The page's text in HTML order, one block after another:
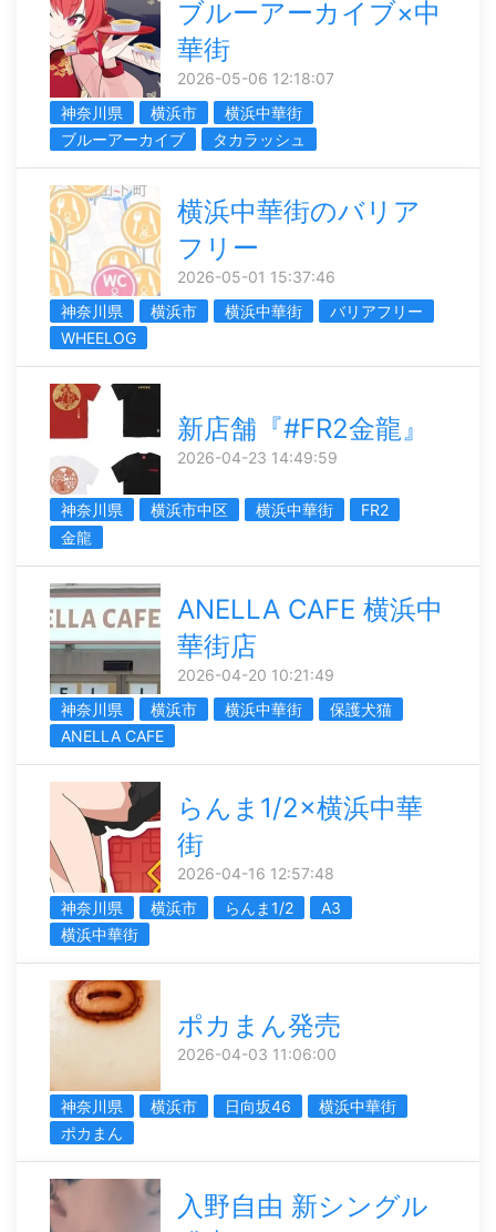
ブルーアーカイブ×中
華街
2026-05-06 12:18:07
神奈川県
横浜市
横浜中華街
ブルーアーカイブ
タカラッシュ
横浜中華街のバリア
フリー
2026-05-01 15:37:46
神奈川県
横浜市 横浜中華街
バリアフリー
WHEELOG
新店舗『#FR2金龍』
2026-04-23 14:49:59
神奈川県 横浜市中区 横浜中華街
FR2
金龍
ANELLA CAFE 横浜中
華街店
2026-04-20 10:21:49
神奈川県
横浜市 横浜中華街
保護犬猫
ANELLA CAFE
らんま1/2×横浜中華
街
2026-04-16 12:57:48
神奈川県
横浜市 らんま1/2
A3
横浜中華街
ポカまん発売
2026-04-03 11:06:00
神奈川県 横浜市 日向坂46
横浜中華街
ポカまん
入野自由 新シングル